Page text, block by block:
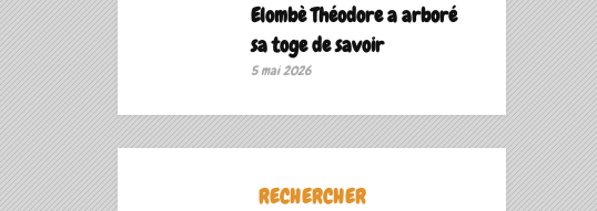
Elombè Théodore a arboré
sa toge de savoir ‎
5 mai 2026
RECHERCHER